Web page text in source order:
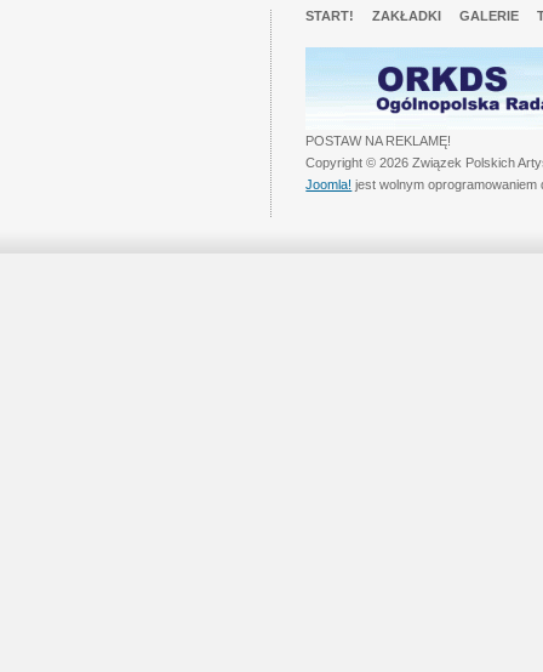
START! ZAKŁADKI GALERIE
POSTAW NA REKLAMĘ!
Copyright © 2026 Związek Polskich
Joomla! jest wolnym